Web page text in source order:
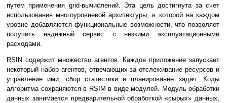
путем применения grid-вычислений. Эта цель достигнута за счет
использования многоуровневой архитектуры, в которой на каждом
уровне добавляются функциональные возможности, что позволяет
получить надежный сервис с низкими эксплуатационными
расходами.
RSIN содержит множество агентов. Каждое приложение запускает
некоторый набор агентов, отвечающих за отслеживание ресурсов и
управление ими, сбор статистики и планирование задач. Коды
алгоритма сохраняются в RSIM в виде модулей. Модуль обработки
данных занимается предварительной обработкой «сырых» данных,